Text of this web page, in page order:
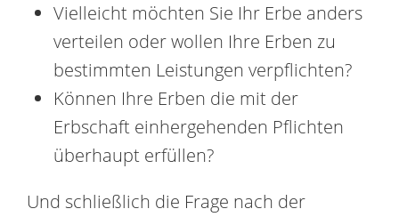
Vielleicht möchten Sie Ihr Erbe anders
verteilen oder wollen Ihre Erben zu
bestimmten Leistungen verpflichten?
Können Ihre Erben die mit der
Erbschaft einhergehenden Pflichten
überhaupt erfüllen?
Und schließlich die Frage nach der